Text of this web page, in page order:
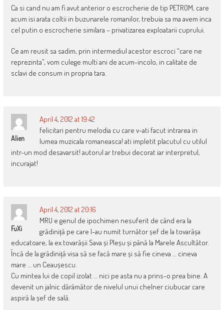
Ca si cand nu am fi avut anterior o escrocherie de tip PETROM, care
acum isi arata coltii in buzunarele romanilor, trebuia sa ma avem inca
cel putin o escrocherie similara – privatizarea exploatarii cuprului.
Ce am reusit sa sadim, prin intermediul acestor escroci “care ne
reprezinta”, vom culege multi ani de acum-incolo, in calitate de
sclavi de consum in propria tara.
Alien
April 4, 2012 at 19:42
felicitari pentru melodia cu care v-ati facut intrarea in
lumea muzicala romaneasca! ati impletit placutul cu utilul
intr-un mod desavarsit! autorul ar trebui decorat iar interpretul,
incurajat!
FuXi
April 4, 2012 at 20:16
MRU e genul de ipochimen nesuferit de când era la
grădiniță pe care l-au numit turnător șef de la tovarășa
educatoare, la ex.tovarășii Sava și Pleșu și până la Marele Ascultător.
Încă de la grădiniță visa să se facă mare și să fie cineva … cineva
mare … un Ceaușescu.
Cu mintea lui de copil izolat … nici pe asta nu a prins-o prea bine. A
devenit un jalnic dărâmător de nivelul unui chelner ciubucar care
aspiră la șef de sală.